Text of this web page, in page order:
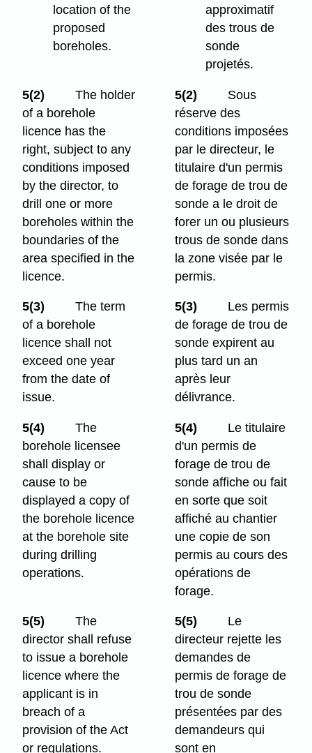
location of the
proposed
boreholes.
approximatif
des trous de
sonde
projetés.
5(2)
The holder
of a borehole
licence has the
right, subject to any
conditions imposed
by the director, to
drill one or more
boreholes within the
boundaries of the
area specified in the
licence.
5(2)
Sous
réserve des
conditions imposées
par le directeur, le
titulaire d'un permis
de forage de trou de
sonde a le droit de
forer un ou plusieurs
trous de sonde dans
la zone visée par le
permis.
5(3)
The term
of a borehole
licence shall not
exceed one year
from the date of
issue.
5(3)
Les permis
de forage de trou de
sonde expirent au
plus tard un an
après leur
délivrance.
5(4)
The
borehole licensee
shall display or
cause to be
displayed a copy of
the borehole licence
at the borehole site
during drilling
operations.
5(4)
Le titulaire
d'un permis de
forage de trou de
sonde affiche ou fait
en sorte que soit
affiché au chantier
une copie de son
permis au cours des
opérations de
forage.
5(5)
The
director shall refuse
to issue a borehole
licence where the
applicant is in
breach of a
provision of the Act
or regulations.
5(5)
Le
directeur rejette les
demandes de
permis de forage de
trou de sonde
présentées par des
demandeurs qui
sont en